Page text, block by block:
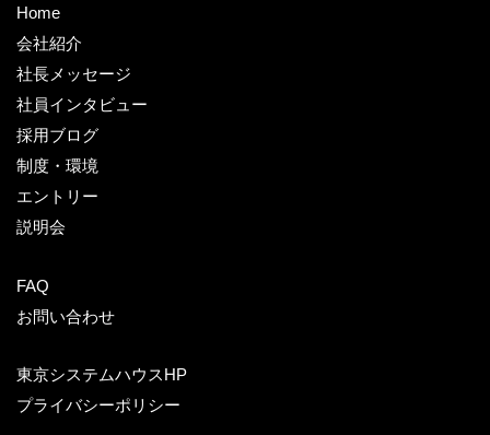
Home
会社紹介
社長メッセージ
社員インタビュー
採用ブログ
制度・環境
エントリー
説明会
FAQ
お問い合わせ
東京システムハウスHP
プライバシーポリシー